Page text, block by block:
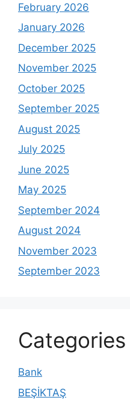
February 2026
January 2026
December 2025
November 2025
October 2025
September 2025
August 2025
July 2025
June 2025
May 2025
September 2024
August 2024
November 2023
September 2023
Categories
Bank
BEŞİKTAŞ